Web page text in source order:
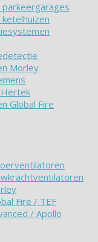
Morley
Hertek
Global Fire
Fire / TEF
/ Apollo